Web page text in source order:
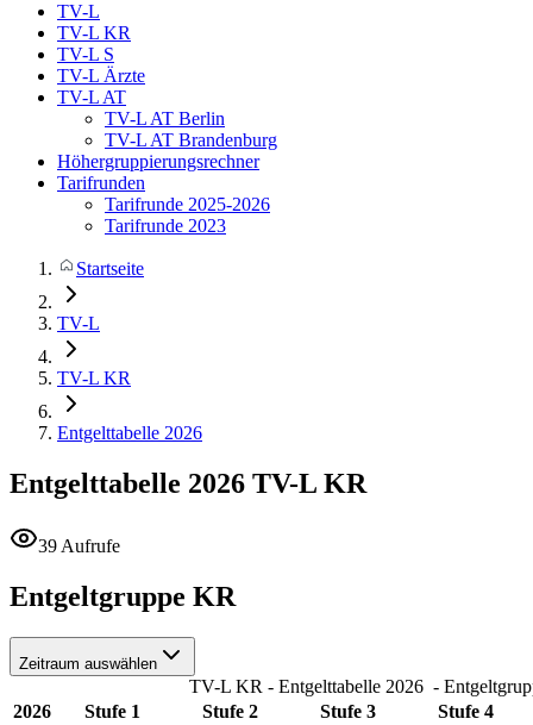
TV-L
TV-L KR
TV-L S
TV-L Ärzte
TV-L AT
TV-L AT Berlin
TV-L AT Brandenburg
Höhergruppierungsrechner
Tarifrunden
Tarifrunde 2025-2026
Tarifrunde 2023
Startseite
TV-L
TV-L KR
Entgelttabelle 2026
Entgelttabelle 2026 TV-L KR
39 Aufrufe
Entgeltgruppe KR
Zeitraum auswählen
TV-L KR - Entgelttabelle 2026 -
2026
Stufe 1 Stufe 2 Stufe 3 Stufe 4